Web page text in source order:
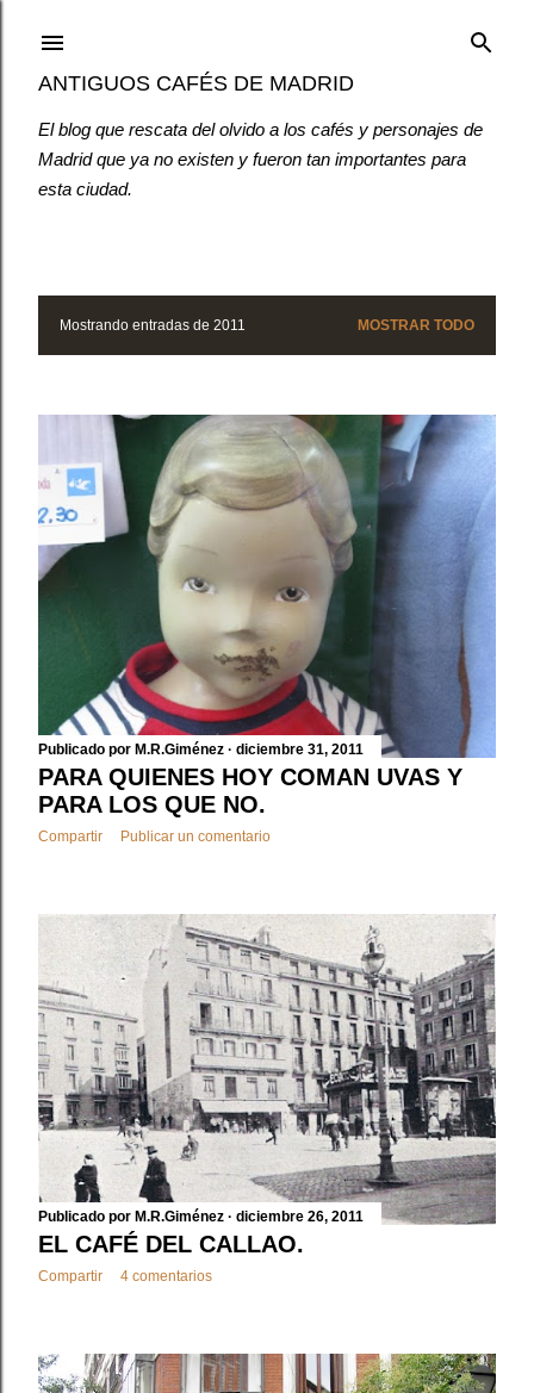
ANTIGUOS CAFÉS DE MADRID
El blog que rescata del olvido a los cafés y personajes de
Madrid que ya no existen y fueron tan importantes para
esta ciudad.
E
t
r
a
d
a
Mostrando entradas de 2011 MOSTRAR TODO
Publicado por M.R.Giménez diciembre 31, 2011
PARA QUIENES HOY COMAN UVAS Y
PARA LOS QUE NO.
Compartir Publicar un comentario
Publicado por M.R.Giménez diciembre 26, 2011
EL CAFÉ DEL CALLAO.
Compartir 4 comentarios